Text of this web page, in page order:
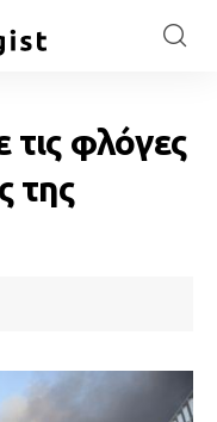
τις φλόγες
της